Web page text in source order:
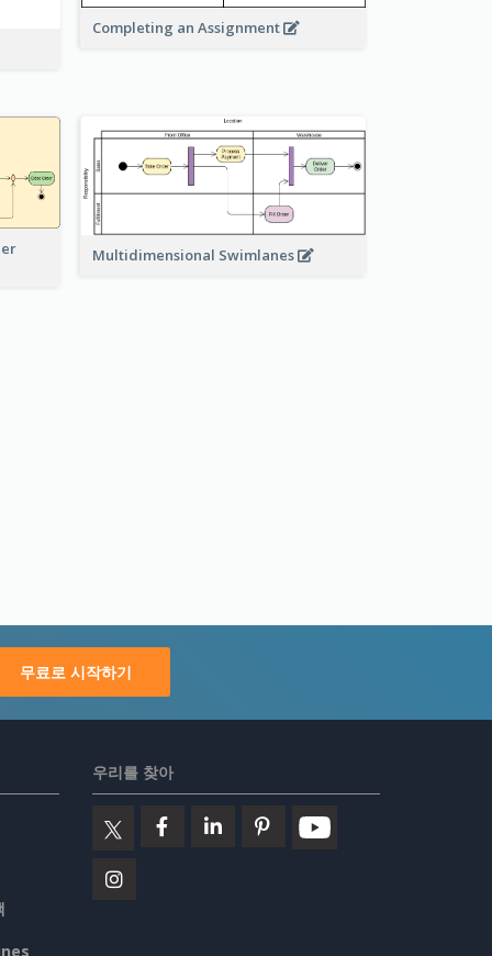
Completing an Assignment
Multidimensional Swimlanes
무료로 시작하기
우리를 찾아